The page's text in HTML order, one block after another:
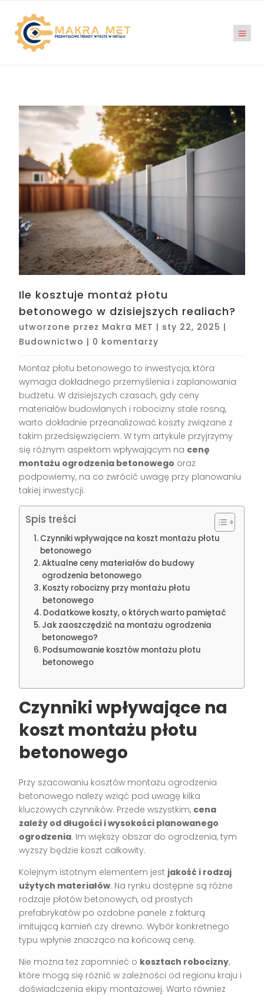
Ile kosztuje montaż płotu
betonowego w dzisiejszych realiach?
utworzone przez Makra MET | sty 22, 2025 |
Budownictwo | 0 komentarzy
Montaż płotu betonowego to inwestycja, która
wymaga dokładnego przemyślenia i zaplanowania
budżetu. W dzisiejszych czasach, gdy ceny
materiałów budowlanych i robocizny stale rosną,
warto dokładnie przeanalizować koszty związane z
takim przedsięwzięciem. W tym artykule przyjrzymy
się różnym aspektom wpływającym na cenę
montażu ogrodzenia betonowego oraz
podpowiemy, na co zwrócić uwagę przy planowaniu
takiej inwestycji.
Spis treści
Czynniki wpływające na koszt montażu płotu
betonowego
Aktualne ceny materiałów do budowy
ogrodzenia betonowego
Koszty robocizny przy montażu płotu
betonowego
Dodatkowe koszty, o których warto pamiętać
Jak zaoszczędzić na montażu ogrodzenia
betonowego?
Podsumowanie kosztów montażu płotu
betonowego
Czynniki wpływające na
koszt montażu płotu
betonowego
Przy szacowaniu kosztów montażu ogrodzenia
betonowego należy wziąć pod uwagę kilka
kluczowych czynników. Przede wszystkim, cena
zależy od długości i wysokości planowanego
ogrodzenia. Im większy obszar do ogrodzenia, tym
wyższy będzie koszt całkowity.
Kolejnym istotnym elementem jest jakość i rodzaj
użytych materiałów. Na rynku dostępne są różne
rodzaje płotów betonowych, od prostych
prefabrykatów po ozdobne panele z fakturą
imitującą kamień czy drewno. Wybór konkretnego
typu wpłynie znacząco na końcową cenę.
Nie można też zapomnieć o kosztach robocizny,
które mogą się różnić w zależności od regionu kraju i
doświadczenia ekipy montażowej. Warto również